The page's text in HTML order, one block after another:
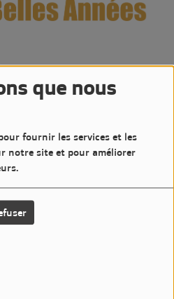
que nous
fournir les services et les
notre site et pour améliorer
Télécharger le podcast
nous ont rythmé depuis les